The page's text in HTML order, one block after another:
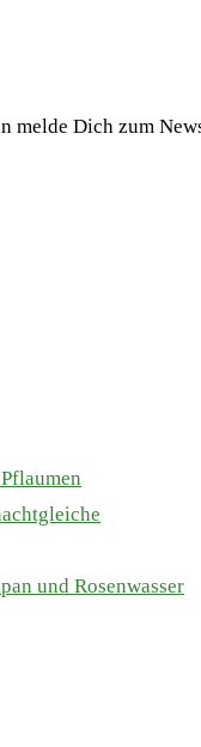
melde Dich zum
und Rosenwasser